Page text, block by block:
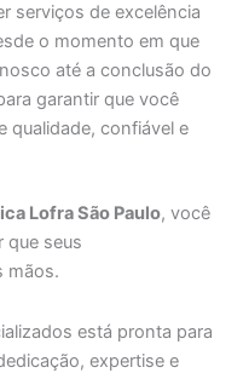
serviços de excelência
o momento em que
até a conclusão do
garantir que você
qualidade, confiável e
Lofra São Paulo, você
que seus
mãos.
está pronta para
expertise e